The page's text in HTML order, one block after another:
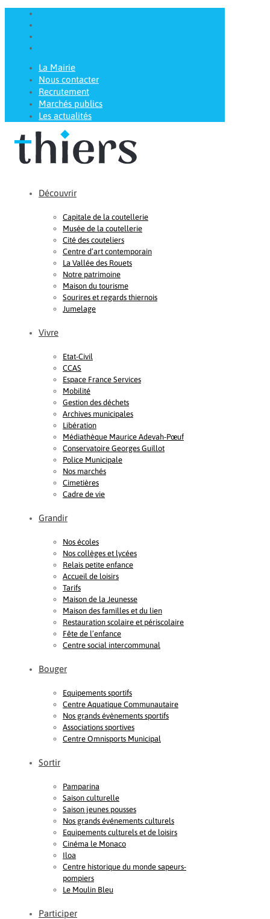
La Mairie
Nous contacter
Recrutement
Marchés publics
Les actualités
Découvrir
Capitale de la coutellerie
Musée de la coutellerie
Cité des couteliers
Centre d’art contemporain
La Vallée des Rouets
Notre patrimoine
Maison du tourisme
Sourires et regards thiernois
Jumelage
Vivre
Etat-Civil
CCAS
Espace France Services
Mobilité
Gestion des déchets
Archives municipales
Libération
Médiathèque Maurice Adevah-Pœuf
Conservatoire Georges Guillot
Police Municipale
Nos marchés
Cimetières
Cadre de vie
Grandir
Nos écoles
Nos collèges et lycées
Relais petite enfance
Accueil de loisirs
Tarifs
Maison de la Jeunesse
Maison des familles et du lien
Restauration scolaire et périscolaire
Fête de l’enfance
Centre social intercommunal
Bouger
Equipements sportifs
Centre Aquatique Communautaire
Nos grands évènements sportifs
Associations sportives
Centre Omnisports Municipal
Sortir
Pamparina
Saison culturelle
Saison jeunes pousses
Nos grands événements culturels
Equipements culturels et de loisirs
Cinéma le Monaco
Iloa
Centre historique du monde sapeurs-
pompiers
Le Moulin Bleu
Participer